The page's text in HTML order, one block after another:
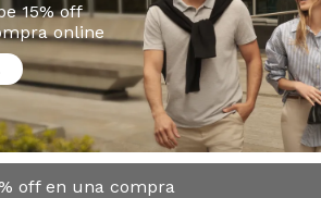
15% off
online
off en una compra